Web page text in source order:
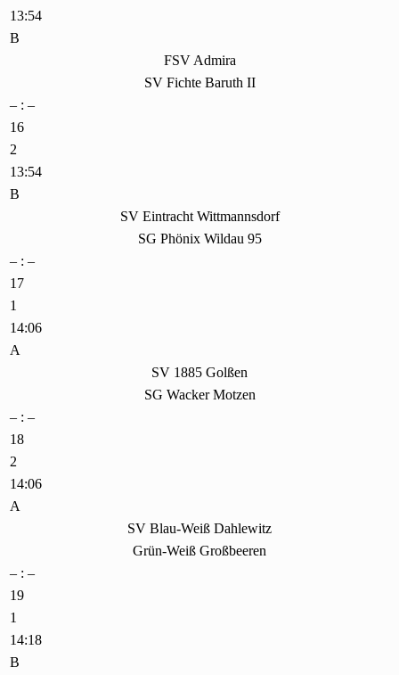
13:54
B
FSV Admira
SV Fichte Baruth II
– : –
16
2
13:54
B
SV Eintracht Wittmannsdorf
SG Phönix Wildau 95
– : –
17
1
14:06
A
SV 1885 Golßen
SG Wacker Motzen
– : –
18
2
14:06
A
SV Blau-Weiß Dahlewitz
Grün-Weiß Großbeeren
– : –
19
1
14:18
B